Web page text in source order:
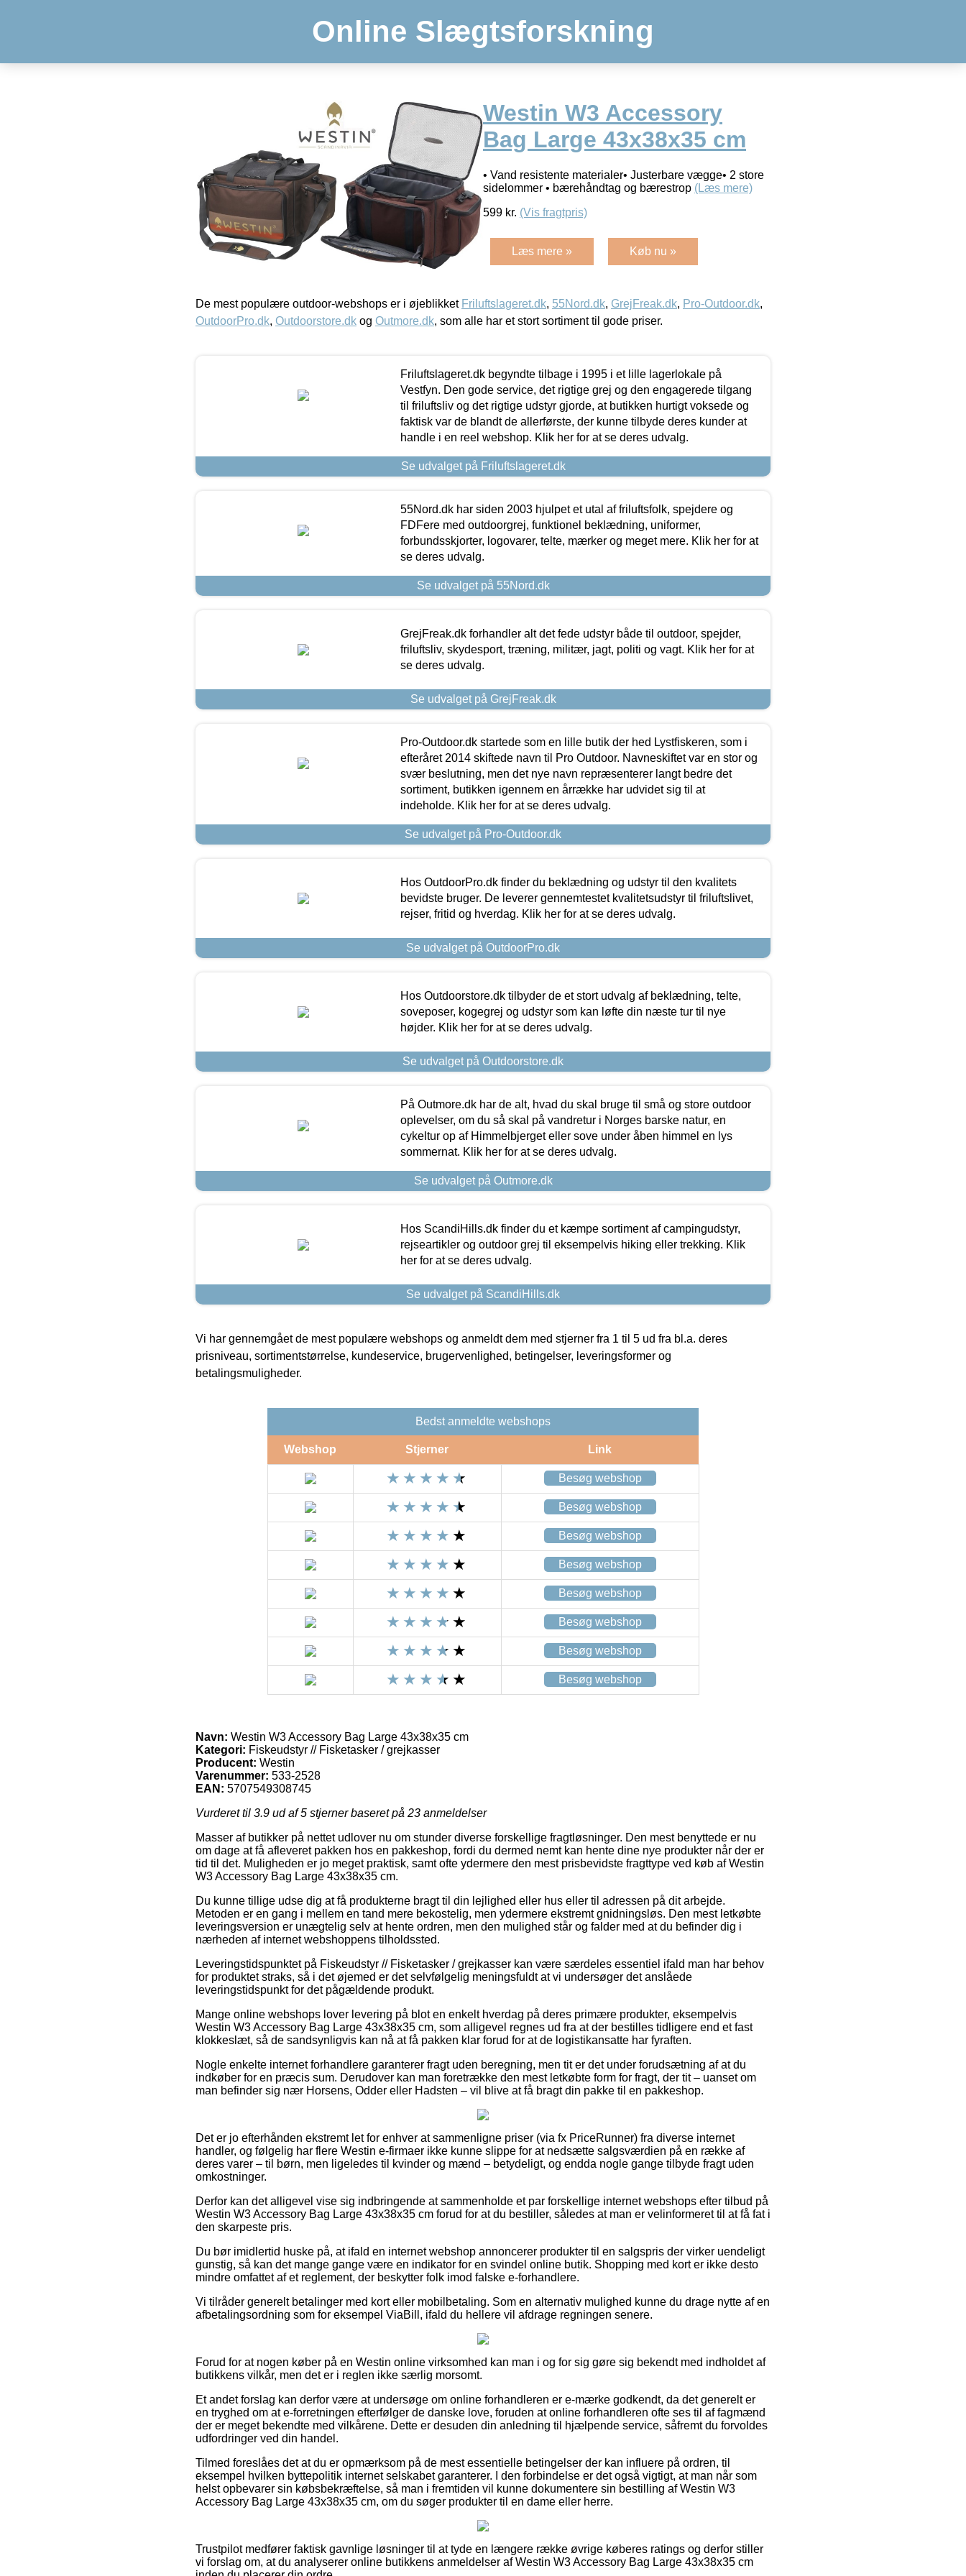
Online Slægtsforskning
Westin W3 Accessory
Bag Large 43x38x35 cm
• Vand resistente materialer• Justerbare vægge• 2 store
sidelommer • bærehåndtag og bærestrop (Læs mere)
599 kr. (Vis fragtpris)
Læs mere » Køb nu »
De mest populære outdoor-webshops er i øjeblikket Friluftslageret.dk, 55Nord.dk, GrejFreak.dk, Pro-Outdoor.dk,
OutdoorPro.dk, Outdoorstore.dk og Outmore.dk, som alle har et stort sortiment til gode priser.
Friluftslageret.dk begyndte tilbage i 1995 i et lille lagerlokale på
Vestfyn. Den gode service, det rigtige grej og den engagerede tilgang
til friluftsliv og det rigtige udstyr gjorde, at butikken hurtigt voksede og
faktisk var de blandt de allerførste, der kunne tilbyde deres kunder at
handle i en reel webshop. Klik her for at se deres udvalg.
Se udvalget på Friluftslageret.dk
55Nord.dk har siden 2003 hjulpet et utal af friluftsfolk, spejdere og
FDFere med outdoorgrej, funktionel beklædning, uniformer,
forbundsskjorter, logovarer, telte, mærker og meget mere. Klik her for at
se deres udvalg.
Se udvalget på 55Nord.dk
GrejFreak.dk forhandler alt det fede udstyr både til outdoor, spejder,
friluftsliv, skydesport, træning, militær, jagt, politi og vagt. Klik her for at
se deres udvalg.
Se udvalget på GrejFreak.dk
Pro-Outdoor.dk startede som en lille butik der hed Lystfiskeren, som i
efteråret 2014 skiftede navn til Pro Outdoor. Navneskiftet var en stor og
svær beslutning, men det nye navn repræsenterer langt bedre det
sortiment, butikken igennem en årrække har udvidet sig til at
indeholde. Klik her for at se deres udvalg.
Se udvalget på Pro-Outdoor.dk
Hos OutdoorPro.dk finder du beklædning og udstyr til den kvalitets
bevidste bruger. De leverer gennemtestet kvalitetsudstyr til friluftslivet,
rejser, fritid og hverdag. Klik her for at se deres udvalg.
Se udvalget på OutdoorPro.dk
Hos Outdoorstore.dk tilbyder de et stort udvalg af beklædning, telte,
soveposer, kogegrej og udstyr som kan løfte din næste tur til nye
højder. Klik her for at se deres udvalg.
Se udvalget på Outdoorstore.dk
På Outmore.dk har de alt, hvad du skal bruge til små og store outdoor
oplevelser, om du så skal på vandretur i Norges barske natur, en
cykeltur op af Himmelbjerget eller sove under åben himmel en lys
sommernat. Klik her for at se deres udvalg.
Se udvalget på Outmore.dk
Hos ScandiHills.dk finder du et kæmpe sortiment af campingudstyr,
rejseartikler og outdoor grej til eksempelvis hiking eller trekking. Klik
her for at se deres udvalg.
Se udvalget på ScandiHills.dk
Vi har gennemgået de mest populære webshops og anmeldt dem med stjerner fra 1 til 5 ud fra bl.a. deres
prisniveau, sortimentstørrelse, kundeservice, brugervenlighed, betingelser, leveringsformer og
betalingsmuligheder.
Bedst anmeldte webshops
Webshop Stjerner Link
Besøg webshop
Besøg webshop
Besøg webshop
Besøg webshop
Besøg webshop
Besøg webshop
Besøg webshop
Besøg webshop
Navn: Westin W3 Accessory Bag Large 43x38x35 cm
Kategori: Fiskeudstyr // Fisketasker / grejkasser
Producent: Westin
Varenummer: 533-2528
EAN: 5707549308745
Vurderet til 3.9 ud af 5 stjerner baseret på 23 anmeldelser
Masser af butikker på nettet udlover nu om stunder diverse forskellige fragtløsninger. Den mest benyttede er nu
om dage at få afleveret pakken hos en pakkeshop, fordi du dermed nemt kan hente dine nye produkter når der er
tid til det. Muligheden er jo meget praktisk, samt ofte ydermere den mest prisbevidste fragttype ved køb af Westin
W3 Accessory Bag Large 43x38x35 cm.
Du kunne tillige udse dig at få produkterne bragt til din lejlighed eller hus eller til adressen på dit arbejde.
Metoden er en gang i mellem en tand mere bekostelig, men ydermere ekstremt gnidningsløs. Den mest letkøbte
leveringsversion er unægtelig selv at hente ordren, men den mulighed står og falder med at du befinder dig i
nærheden af internet webshoppens tilholdssted.
Leveringstidspunktet på Fiskeudstyr // Fisketasker / grejkasser kan være særdeles essentiel ifald man har behov
for produktet straks, så i det øjemed er det selvfølgelig meningsfuldt at vi undersøger det anslåede
leveringstidspunkt for det pågældende produkt.
Mange online webshops lover levering på blot en enkelt hverdag på deres primære produkter, eksempelvis
Westin W3 Accessory Bag Large 43x38x35 cm, som alligevel regnes ud fra at der bestilles tidligere end et fast
klokkeslæt, så de sandsynligvis kan nå at få pakken klar forud for at de logistikansatte har fyraften.
Nogle enkelte internet forhandlere garanterer fragt uden beregning, men tit er det under forudsætning af at du
indkøber for en præcis sum. Derudover kan man foretrække den mest letkøbte form for fragt, der tit – uanset om
man befinder sig nær Horsens, Odder eller Hadsten – vil blive at få bragt din pakke til en pakkeshop.
Det er jo efterhånden ekstremt let for enhver at sammenligne priser (via fx PriceRunner) fra diverse internet
handler, og følgelig har flere Westin e-firmaer ikke kunne slippe for at nedsætte salgsværdien på en række af
deres varer – til børn, men ligeledes til kvinder og mænd – betydeligt, og endda nogle gange tilbyde fragt uden
omkostninger.
Derfor kan det alligevel vise sig indbringende at sammenholde et par forskellige internet webshops efter tilbud på
Westin W3 Accessory Bag Large 43x38x35 cm forud for at du bestiller, således at man er velinformeret til at få fat i
den skarpeste pris.
Du bør imidlertid huske på, at ifald en internet webshop annoncerer produkter til en salgspris der virker uendeligt
gunstig, så kan det mange gange være en indikator for en svindel online butik. Shopping med kort er ikke desto
mindre omfattet af et reglement, der beskytter folk imod falske e-forhandlere.
Vi tilråder generelt betalinger med kort eller mobilbetaling. Som en alternativ mulighed kunne du drage nytte af en
afbetalingsordning som for eksempel ViaBill, ifald du hellere vil afdrage regningen senere.
Forud for at nogen køber på en Westin online virksomhed kan man i og for sig gøre sig bekendt med indholdet af
butikkens vilkår, men det er i reglen ikke særlig morsomt.
Et andet forslag kan derfor være at undersøge om online forhandleren er e-mærke godkendt, da det generelt er
en tryghed om at e-forretningen efterfølger de danske love, foruden at online forhandleren ofte ses til af fagmænd
der er meget bekendte med vilkårene. Dette er desuden din anledning til hjælpende service, såfremt du forvoldes
udfordringer ved din handel.
Tilmed foreslåes det at du er opmærksom på de mest essentielle betingelser der kan influere på ordren, til
eksempel hvilken byttepolitik internet selskabet garanterer. I den forbindelse er det også vigtigt, at man når som
helst opbevarer sin købsbekræftelse, så man i fremtiden vil kunne dokumentere sin bestilling af Westin W3
Accessory Bag Large 43x38x35 cm, om du søger produkter til en dame eller herre.
Trustpilot medfører faktisk gavnlige løsninger til at tyde en længere række øvrige køberes ratings og derfor stiller
vi forslag om, at du analyserer online butikkens anmeldelser af Westin W3 Accessory Bag Large 43x38x35 cm